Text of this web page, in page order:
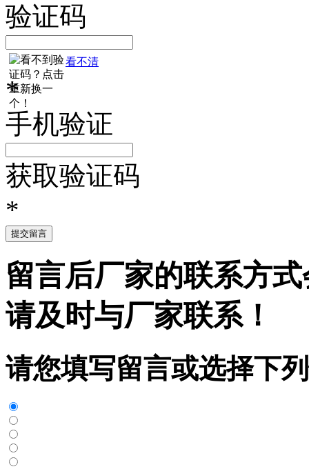
验证码
看不清
*
手机验证
获取验证码
*
提交留言
留言后厂家的联系方
请及时与厂家联系！
请您填写留言或选择下